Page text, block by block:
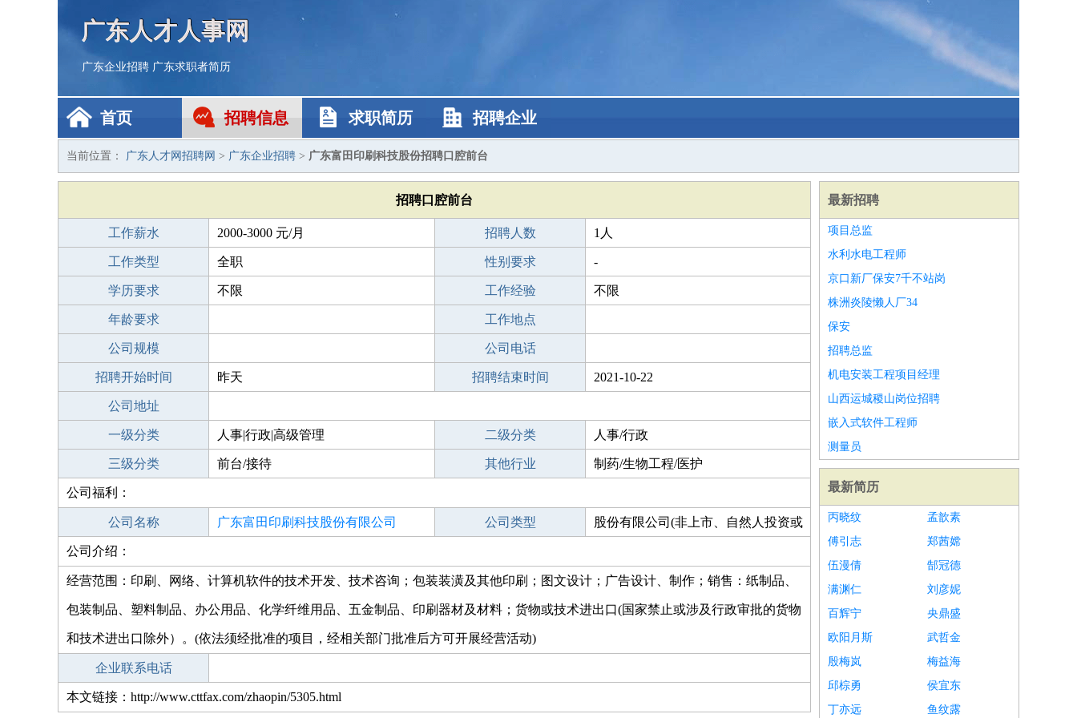
广东人才人事网
广东企业招聘 广东求职者简历
首页 招聘信息 求职简历 招聘企业
当前位置： 广东人才网招聘网 > 广东企业招聘 > 广东富田印刷科技股份招聘口腔前台
招聘口腔前台
工作薪水 2000-3000 元/月 招聘人数 1人
工作类型 全职 性别要求 -
学历要求 不限 工作经验 不限
年龄要求 工作地点
公司规模 公司电话
招聘开始时间 昨天 招聘结束时间 2021-10-22
公司地址
一级分类 人事|行政|高级管理 二级分类 人事/行政
三级分类 前台/接待 其他行业 制药/生物工程/医护
公司福利：
公司名称 广东富田印刷科技股份有限公司 公司类型 股份有限公司(非上市、自然人投资或
公司介绍：
经营范围：印刷、网络、计算机软件的技术开发、技术咨询；包装装潢及其他印刷；图文设计；广告设计、制作；销售：纸制品、
包装制品、塑料制品、办公用品、化学纤维用品、五金制品、印刷器材及材料；货物或技术进出口(国家禁止或涉及行政审批的货物
和技术进出口除外）。(依法须经批准的项目，经相关部门批准后方可开展经营活动)
企业联系电话
本文链接：http://www.cttfax.com/zhaopin/5305.html
最新招聘
项目总监
水利水电工程师
京口新厂保安7千不站岗
株洲炎陵懒人厂34
保安
招聘总监
机电安装工程项目经理
山西运城稷山岗位招聘
嵌入式软件工程师
测量员
最新简历
丙晓纹
孟歆素
傅引志
郑茜嫦
伍漫倩
郜冠德
满渊仁
刘彦妮
百辉宁
央鼎盛
欧阳月斯
武哲金
殷梅岚
梅益海
邱棕勇
侯宜东
丁亦远
鱼纹露